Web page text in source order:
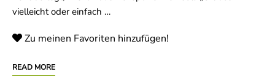
vielleicht oder einfach …
Zu meinen Favoriten hinzufügen!
READ MORE